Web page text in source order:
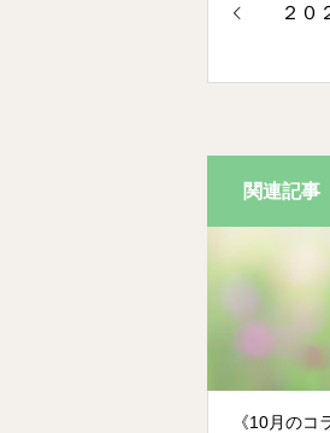
２０
関連記事
《10月のコ